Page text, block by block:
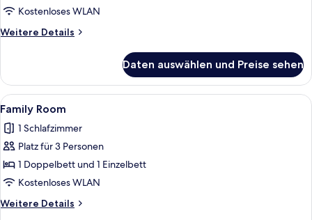
Kostenloses WLAN
Weitere Details
Weitere
Doppelzimmer,
Stadtblick
Daten auswählen und Preise sehen
Alle
Fotos
für
Family
Room
anzeigen
Ein Schlafzimmer mit Bett,
1
Family Room
1 Schlafzimmer
Platz für 3 Personen
1 Doppelbett und 1 Einzelbett
Kostenloses WLAN
Weitere Details
Weitere